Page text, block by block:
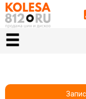
Главная